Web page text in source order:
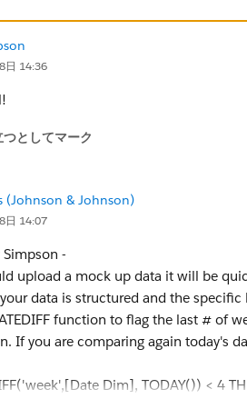
日 14:36
つとしてマーク
(Johnson & Johnson)
日 14:07
Simpson​ -
upload a mock up data it will be
data is structured and the
function to flag the last # of
If you are comparing again today's
Dim], TODAY()) < 4